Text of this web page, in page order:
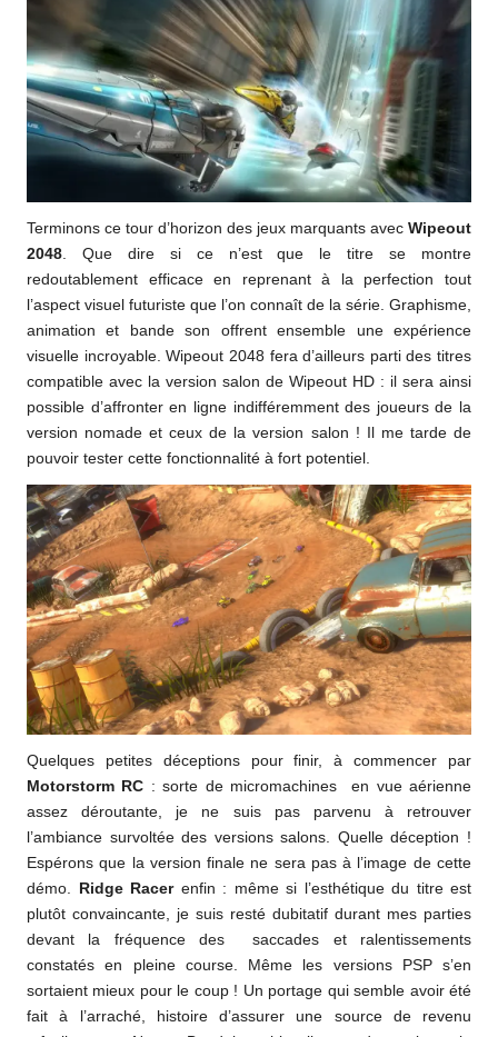
Terminons ce tour d’horizon des jeux marquants avec Wipeout
2048 . Que dire si ce n’est que le titre se montre
redoutablement efficace en reprenant à la perfection tout
l’aspect visuel futuriste que l’on connaît de la série. Graphisme,
animation et bande son offrent ensemble une expérience
visuelle incroyable. Wipeout 2048 fera d’ailleurs parti des titres
compatible avec la version salon de Wipeout HD : il sera ainsi
possible d’affronter en ligne indifféremment des joueurs de la
version nomade et ceux de la version salon ! Il me tarde de
pouvoir tester cette fonctionnalité à fort potentiel.
Quelques petites déceptions pour finir, à commencer par
Motorstorm RC : sorte de micromachines en vue aérienne
assez déroutante, je ne suis pas parvenu à retrouver
l’ambiance survoltée des versions salons. Quelle déception !
Espérons que la version finale ne sera pas à l’image de cette
démo.
Ridge Racerenfin : même si l’esthétique du titre est
plutôt convaincante, je suis resté dubitatif durant mes parties
devant la fréquence des saccades et ralentissements
constatés en pleine course. Même les versions PSP s’en
sortaient mieux pour le coup ! Un portage qui semble avoir été
fait à l’arraché, histoire d’assurer une source de revenu